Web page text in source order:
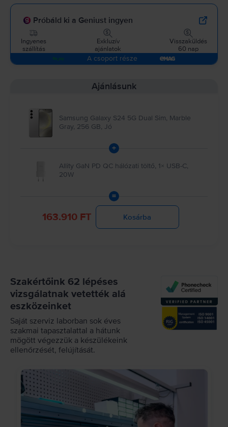
Próbáld ki a Geniust ingyen
Ingyenes
szállítás
Exkluzív
ajánlatok
Visszaküldés
60 nap
A csoport része
Ajánlásunk
Samsung Galaxy S24 5G Dual Sim, Marble
Gray, 256 GB, Jó
+
Allity GaN PD QC hálózati töltő, 1× USB-C,
20W
=
163.910 FT Kosárba
Szakértőink 62 lépéses
vizsgálatnak vetették alá
eszközeinket
Saját szerviz laborban sok éves
szakmai tapasztalattal a hátunk
mögött végezzük a készülékeink
ellenőrzését, felújítását.